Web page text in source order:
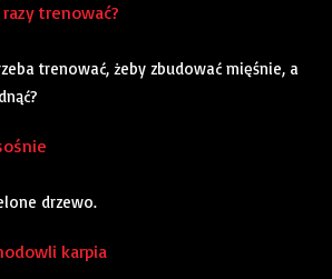
trenować?
trenować, żeby zbudować mięśnie, a
drzewo.
karpia